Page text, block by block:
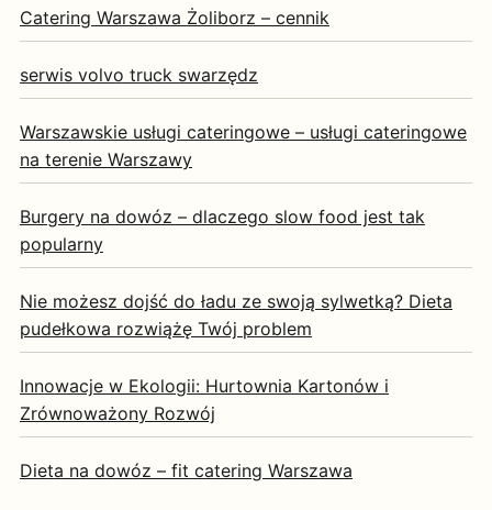
Catering Warszawa Żoliborz – cennik
serwis volvo truck swarzędz
Warszawskie usługi cateringowe – usługi cateringowe
na terenie Warszawy
Burgery na dowóz – dlaczego slow food jest tak
popularny
Nie możesz dojść do ładu ze swoją sylwetką? Dieta
pudełkowa rozwiążę Twój problem
Innowacje w Ekologii: Hurtownia Kartonów i
Zrównoważony Rozwój
Dieta na dowóz – fit catering Warszawa